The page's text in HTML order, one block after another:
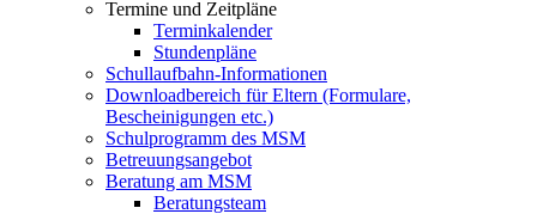
Termine und Zeitpläne
Terminkalender
Stundenpläne
Schullaufbahn-Informationen
Downloadbereich für Eltern (Formulare,
Bescheinigungen etc.)
Schulprogramm des MSM
Betreuungsangebot
Beratung am MSM
Beratungsteam